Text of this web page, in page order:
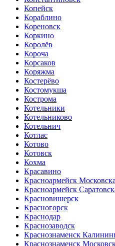
Копейск
Кораблино
Кореновск
Коркино
Королёв
Короча
Корсаков
Коряжма
Костерёво
Костомукша
Кострома
Котельники
Котельниково
Котельнич
Котлас
Котово
Котовск
Кохма
Красавино
Красноармейск
Красноармейск
Красновишерск
Красногорск
Краснодар
Краснозаводск
Краснознаменск
Краснознаменск